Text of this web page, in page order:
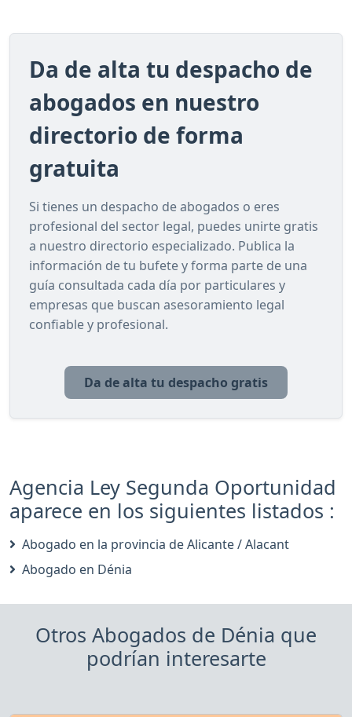
Da de alta tu despacho de
abogados en nuestro
directorio de forma
gratuita
Si tienes un despacho de abogados o eres
profesional del sector legal, puedes unirte gratis
a nuestro directorio especializado. Publica la
información de tu bufete y forma parte de una
guía consultada cada día por particulares y
empresas que buscan asesoramiento legal
confiable y profesional.
Da de alta tu despacho gratis
Agencia Ley Segunda Oportunidad
aparece en los siguientes listados :
Abogado en la provincia de Alicante / Alacant
Abogado en Dénia
Otros Abogados de Dénia que
podrían interesarte